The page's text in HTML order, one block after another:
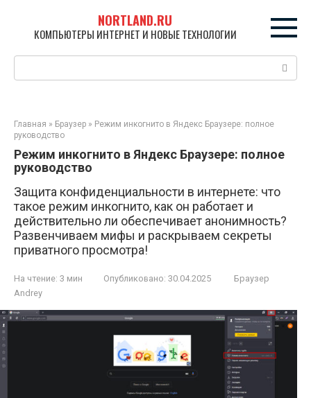
контенту
NORTLAND.RU
КОМПЬЮТЕРЫ ИНТЕРНЕТ И НОВЫЕ ТЕХНОЛОГИИ
Главная » Браузер » Режим инкогнито в Яндекс Браузере: полное
руководство
Режим инкогнито в Яндекс Браузере: полное
руководство
Защита конфиденциальности в интернете: что
такое режим инкогнито, как он работает и
действительно ли обеспечивает анонимность?
Развенчиваем мифы и раскрываем секреты
приватного просмотра!
На чтение: 3 мин Опубликовано: 30.04.2025
Браузер
Andrey